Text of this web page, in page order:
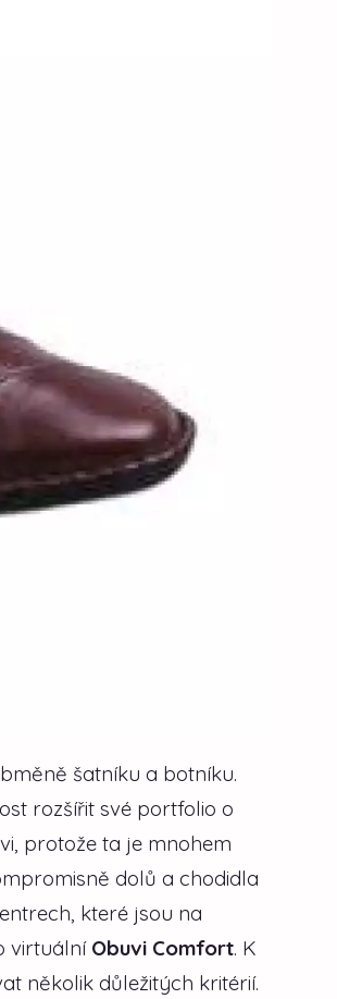
šatníku a botníku.
rozšířit své portfolio o
protože ta je mnohem
dolů a chodidla
které jsou na
virtuální Obuvi Comfort. K
několik důležitých kritérií.